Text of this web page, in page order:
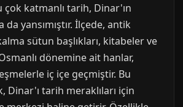
katmanlı tarih, Dinar'ın
da yansımıştır. İlçede, antik
sütun başlıkları, kitabeler ve
dönemine ait hanlar,
iç içe geçmiştir. Bu
Dinar'ı tarih meraklıları için